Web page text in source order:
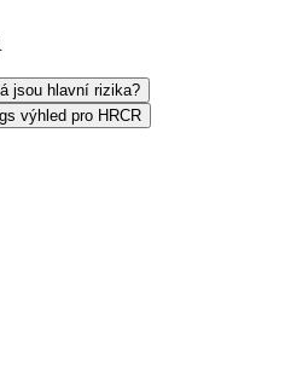
jsou hlavní rizika?
výhled pro HRCR